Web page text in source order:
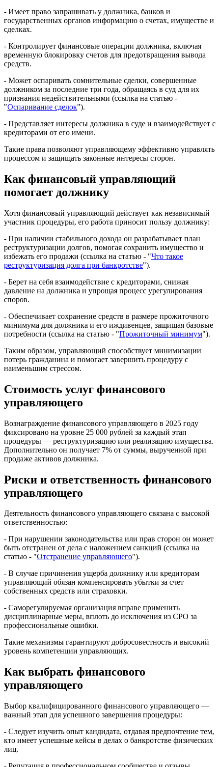
- Имеет право запрашивать у должника, банков и
государственных органов информацию о счетах, имуществе и
сделках.
- Контролирует финансовые операции должника, включая
временную блокировку счетов для предотвращения вывода
средств.
- Может оспаривать сомнительные сделки, совершенные
должником за последние три года, обращаясь в суд для их
признания недействительными (ссылка на статью -
"Оспаривание сделок").
- Представляет интересы должника в суде и взаимодействует с
кредиторами от его имени.
Такие права позволяют управляющему эффективно управлять
процессом и защищать законные интересы сторон.
Как финансовый управляющий
помогает должнику
Хотя финансовый управляющий действует как независимый
участник процедуры, его работа приносит пользу должнику:
- При наличии стабильного дохода он разрабатывает план
реструктуризации долгов, помогая сохранить имущество и
избежать его продажи (ссылка на статью - "Что такое
реструктуризация долга при банкротстве").
- Берет на себя взаимодействие с кредиторами, снижая
давление на должника и упрощая процесс урегулирования
споров.
- Обеспечивает сохранение средств в размере прожиточного
минимума для должника и его иждивенцев, защищая базовые
потребности (ссылка на статью - "Прожиточный минимум").
Таким образом, управляющий способствует минимизации
потерь гражданина и помогает завершить процедуру с
наименьшим стрессом.
Стоимость услуг финансового
управляющего
Вознаграждение финансового управляющего в 2025 году
фиксировано на уровне 25 000 рублей за каждый этап
процедуры — реструктуризацию или реализацию имущества.
Дополнительно он получает 7% от суммы, вырученной при
продаже активов должника.
Риски и ответственность финансового
управляющего
Деятельность финансового управляющего связана с высокой
ответственностью:
- При нарушении законодательства или прав сторон он может
быть отстранен от дела с наложением санкций (ссылка на
статью - "Отстранение управляющего").
- В случае причинения ущерба должнику или кредиторам
управляющий обязан компенсировать убытки за счет
собственных средств или страховки.
- Саморегулируемая организация вправе применить
дисциплинарные меры, вплоть до исключения из СРО за
профессиональные ошибки.
Такие механизмы гарантируют добросовестность и высокий
уровень компетенции управляющих.
Как выбрать финансового
управляющего
Выбор квалифицированного финансового управляющего —
важный этап для успешного завершения процедуры:
- Следует изучить опыт кандидата, отдавая предпочтение тем,
кто имеет успешные кейсы в делах о банкротстве физических
лиц.